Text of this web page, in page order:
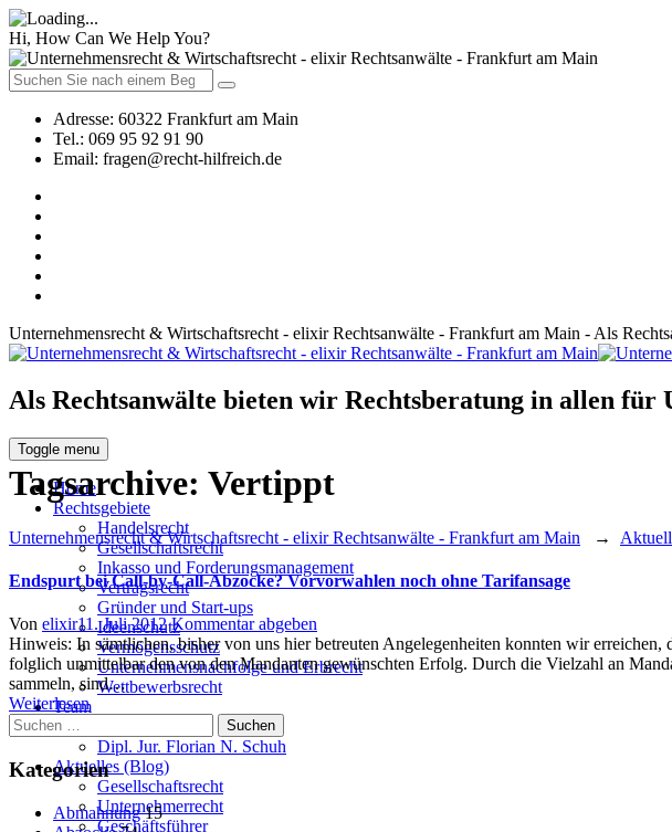
Hi, How Can We Help You?
Adresse: 60322 Frankfurt am Main
Tel.: 069 95 92 91 90
Email: fragen@recht-hilfreich.de
Unternehmensrecht & Wirtschaftsrecht - elixir Rechtsanwälte - Frankfurt am Main - Als
Als Rechtsanwälte bieten wir Rechtsberatung in allen für
Toggle menu
Home
Rechtsgebiete
Handelsrecht
Gesellschaftsrecht
Inkasso und Forderungsmanagement
Vertragsrecht
Gründer und Start-ups
Ideenschutz
Vermögensschutz
Unternehmensnachfolge und Erbrecht
Wettbewerbsrecht
Team
Dipl. Jur. Florian N. Schuh
Aktuelles (Blog)
Gesellschaftsrecht
Unternehmerrecht
Geschäftsführer
Tagsarchive: Vertippt
Unternehmensrecht & Wirtschaftsrecht - elixir Rechtsanwälte - Frankfurt am Main →
Endspurt bei Call-by-Call-Abzocke? Vorvorwahlen noch ohne Tarifansage
Author
Von elixirPosted
on
11. Juli 2012 Kommentar abgeben
Hinweis: In sämtlichen, bisher von uns hier betreuten Angelegenheiten konnten wir
folglich unmittelbar den von den Mandanten gewünschten Erfolg. Durch die Vielzahl an
sammeln, sind…
Weiterlesen
Suchen
nach:
Kategorien
Abmahnung 15